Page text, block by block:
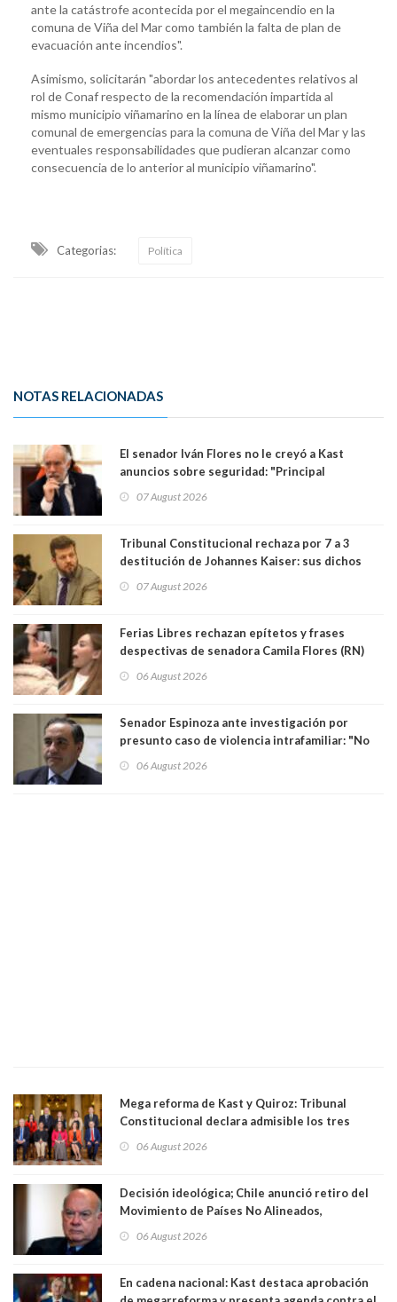
ante la catástrofe acontecida por el megaincendio en la
comuna de Viña del Mar como también la falta de plan de
evacuación ante incendios".
Asimismo, solicitarán "abordar los antecedentes relativos al
rol de Conaf respecto de la recomendación impartida al
mismo municipio viñamarino en la línea de elaborar un plan
comunal de emergencias para la comuna de Viña del Mar y las
eventuales responsabilidades que pudieran alcanzar como
consecuencia de lo anterior al municipio viñamarino".
Categorias: Política
NOTAS RELACIONADAS
El senador Iván Flores no le creyó a Kast
anuncios sobre seguridad: "Principal
perseguir ruta del dinero y levantar secreto
07 August 2026
Tribunal Constitucional rechaza por 7 a 3
destitución de Johannes Kaiser: sus dichos
justicia constitucional porque no es diputado
07 August 2026
Ferias Libres rechazan epítetos y frases
despectivas de senadora Camila Flores (RN)
06 August 2026
Senador Espinoza ante investigación por
presunto caso de violencia intrafamiliar: "No
antecedentes a Tribunal Supremo
06 August 2026
Mega reforma de Kast y Quiroz: Tribunal
Constitucional declara admisible los tres
06 August 2026
Decisión ideológica; Chile anunció retiro del
Movimiento de Países No Alineados,
1971. Excanciller Insulza lamentó decisión
06 August 2026
En cadena nacional: Kast destaca aprobación